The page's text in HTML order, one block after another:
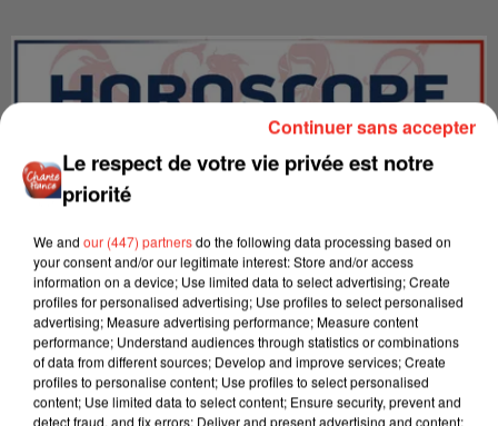
LES INTERVIEWS CHANTE
FRANCE
Voir plus
Le respect de votre vie privée est notre
priorité
We and our (447) partnersdo the following data processing based on
your consent and/or our legitimate interest: Store and/or access
information on a device; Use limited data to select advertising; Create
profiles for personalised advertising; Use profiles to select personalised
advertising; Measure advertising performance; Measure content
performance; Understand audiences through statistics or combinations
of data from different sources; Develop and improve services; Create
profiles to personalise content; Use profiles to select personalised
content; Use limited data to select content; Ensure security, prevent and
detect fraud, and fix errors; Deliver and present advertising and content;
Continuer sans accepter